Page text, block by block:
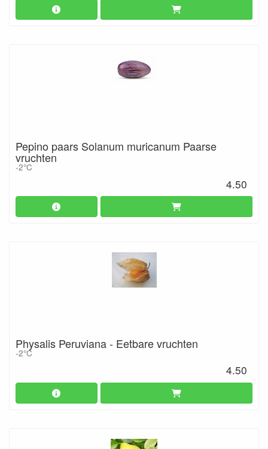
Pepino paars Solanum muricanum Paarse
vruchten
-2°C
4.50
Physalis Peruviana - Eetbare vruchten
-2°C
4.50